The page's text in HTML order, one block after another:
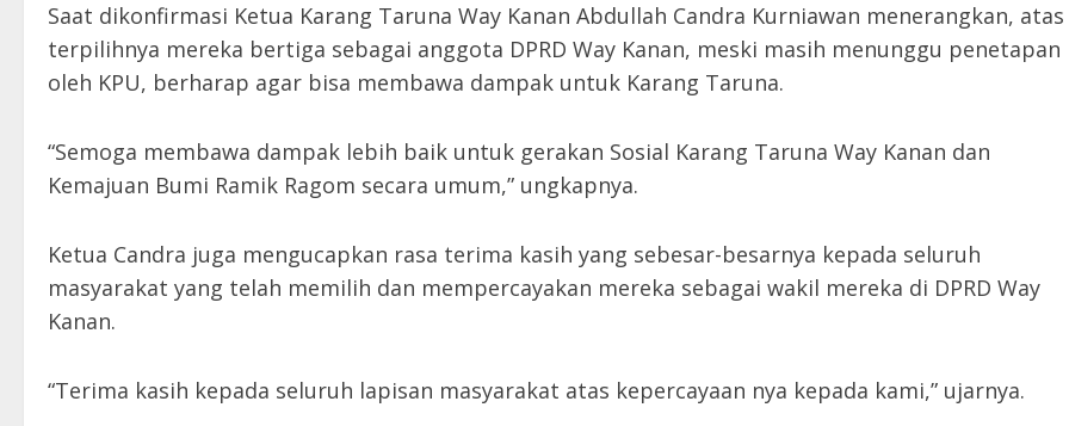
Saat dikonfirmasi Ketua Karang Taruna Way Kanan Abdullah Candra Kurniawan menerangkan, atas
terpilihnya mereka bertiga sebagai anggota DPRD Way Kanan, meski masih menunggu penetapan
oleh KPU, berharap agar bisa membawa dampak untuk Karang Taruna.
“Semoga membawa dampak lebih baik untuk gerakan Sosial Karang Taruna Way Kanan dan
Kemajuan Bumi Ramik Ragom secara umum,” ungkapnya.
Ketua Candra juga mengucapkan rasa terima kasih yang sebesar-besarnya kepada seluruh
masyarakat yang telah memilih dan mempercayakan mereka sebagai wakil mereka di DPRD Way
Kanan.
“Terima kasih kepada seluruh lapisan masyarakat atas kepercayaan nya kepada kami,” ujarnya.